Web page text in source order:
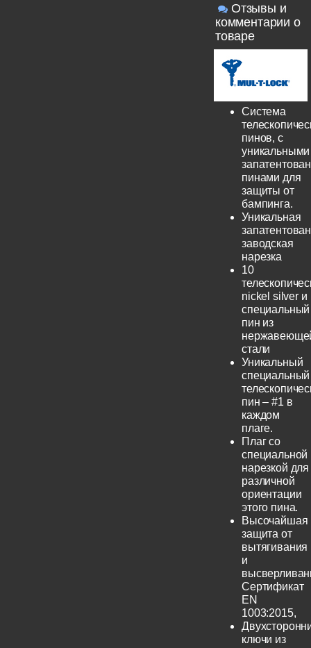
Отзывы и
комментарии о
товаре
Система
пинов, с
уникальными
пинами для
защиты от
бампинга.
Уникальная
заводская
нарезка
10
nickel silver и
специальный
пин из
стали
Уникальный
специальный
пин – #1 в
каждом
плаге.
Плаг со
специальной
нарезкой для
различной
ориентации
этого пина.
Высочайшая
защита от
вытягивания
и
Сертификат
EN
1003:2015,
ключи из